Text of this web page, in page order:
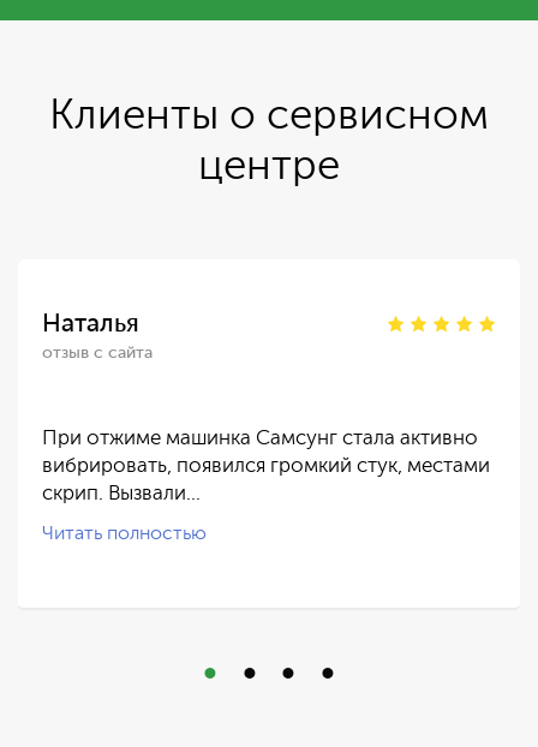
Клиенты о сервисном
центре
Наталья
отзыв с сайта
При отжиме машинка Самсунг стала активно
вибрировать, появился громкий стук, местами
скрип. Вызвали…
Читать полностью